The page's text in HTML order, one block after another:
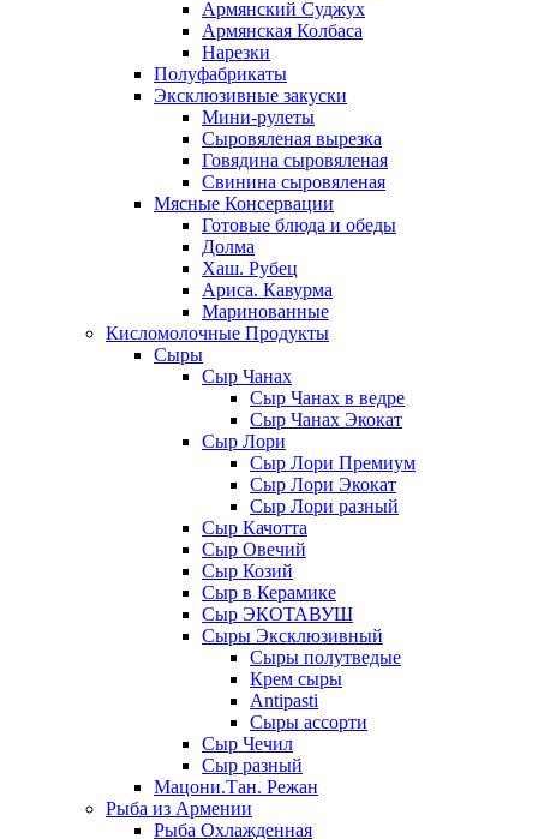
Армянский Суджух
Армянская Колбаса
Нарезки
Полуфабрикаты
Эксклюзивные закуски
Мини-рулеты
Сыровяленая вырезка
Говядина сыровяленая
Свинина сыровяленая
Мясные Консервации
Готовые блюда и обеды
Долма
Хаш. Рубец
Ариса. Кавурма
Маринованные
Кисломолочные Продукты
Сыры
Сыр Чанах
Сыр Чанах в ведре
Сыр Чанах Экокат
Сыр Лори
Сыр Лори Премиум
Сыр Лори Экокат
Сыр Лори разный
Сыр Качотта
Сыр Овечий
Сыр Козий
Сыр в Керамике
Сыр ЭКОТАВУШ
Сыры Эксклюзивный
Сыры полутведые
Крем сыры
Antipasti
Сыры ассорти
Сыр Чечил
Сыр разный
Мацони.Тан. Режан
Рыба из Армении
Рыба Охлажденная